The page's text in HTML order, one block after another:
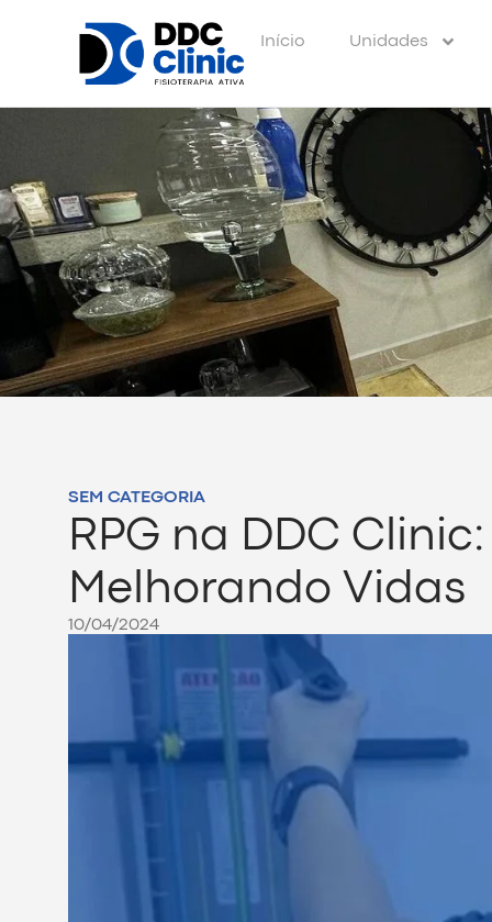
Início Unidades
SEM CATEGORIA
RPG na DDC
Melhorando Vidas
10/04/2024